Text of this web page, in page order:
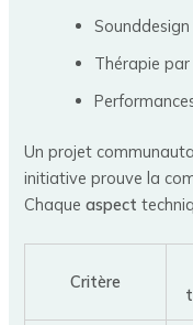
Thérapie par
Un projet
initiative prouve la
Chaqueaspect
Critère